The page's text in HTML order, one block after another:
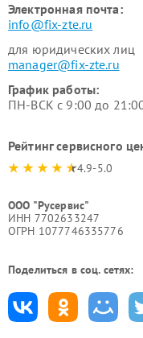
Электронная почта:
info@fix-zte.ru
для юридических лиц
manager@fix-zte.ru
График работы:
ПН-ВСК с 9:00 до
Рейтинг сервисного
4.9-5.0
ООО "Русервис"
ИНН 7702633247
ОГРН 1077746335776
Поделиться в соц. сетях: